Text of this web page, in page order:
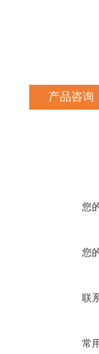
产品咨询
您
您
联
常